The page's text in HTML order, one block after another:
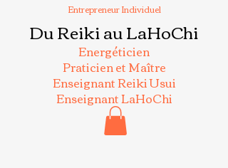
Entrepreneur Individuel
Du Reiki au LaHoChi
Energéticien
Praticien et Maître
Enseignant Reiki Usui
Enseignant LaHoChi